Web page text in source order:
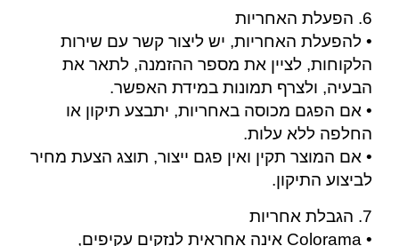
6. הפעלת האחריות
• להפעלת האחריות, יש ליצור קשר עם שירות
הלקוחות, לציין את מספר ההזמנה, לתאר את
הבעיה, ולצרף תמונות במידת האפשר.
• אם הפגם מכוסה באחריות, יתבצע תיקון או
החלפה ללא עלות.
• אם המוצר תקין ואין פגם ייצור, תוצג הצעת מחיר
לביצוע התיקון.
7. הגבלת אחריות
• Colorama אינה אחראית לנזקים עקיפים,